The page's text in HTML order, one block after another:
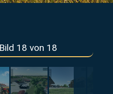
Bild 18 von 18